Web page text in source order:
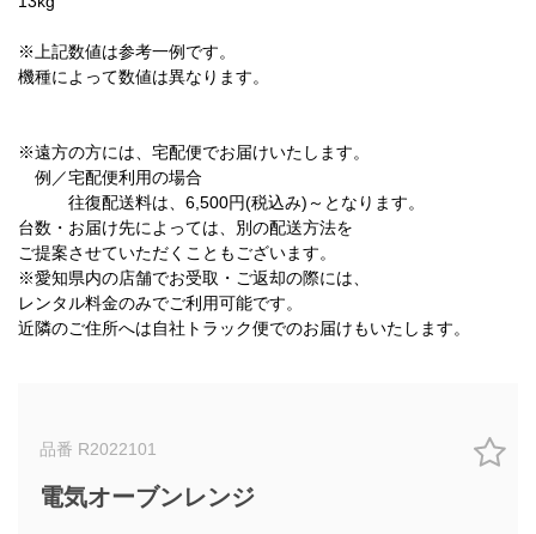
※上記数値は参考一例です。
機種によって数値は異なります。
※遠方の方には、宅配便でお届けいたします。
例／宅配便利用の場合
往復配送料は、6,500円(税込み)～となります。
台数・お届け先によっては、別の配送方法を
ご提案させていただくこともございます。
※愛知県内の店舗でお受取・ご返却の際には、
レンタル料金のみでご利用可能です。
近隣のご住所へは自社トラック便でのお届けもいたします。
品番 R2022101
電気オーブンレンジ